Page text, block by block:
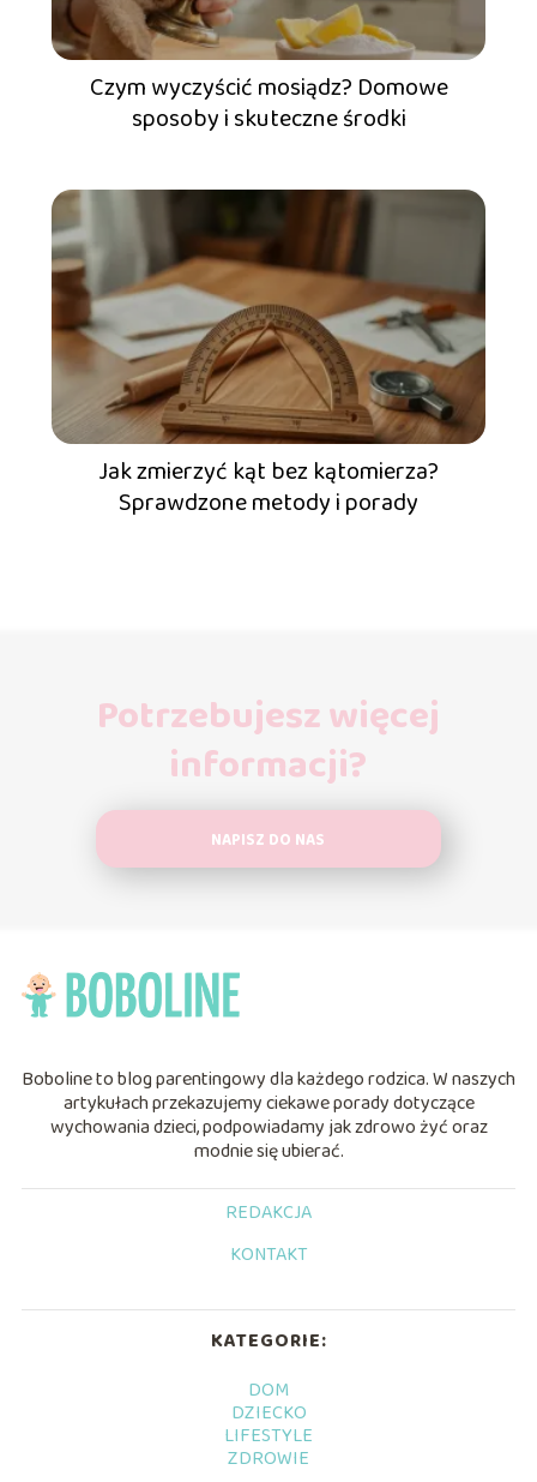
Czym wyczyścić mosiądz? Domowe
sposoby i skuteczne środki
Jak zmierzyć kąt bez kątomierza?
Sprawdzone metody i porady
Potrzebujesz więcej
informacji?
NAPISZ DO NAS
Boboline to blog parentingowy dla każdego rodzica. W naszych
artykułach przekazujemy ciekawe porady dotyczące
wychowania dzieci, podpowiadamy jak zdrowo żyć oraz
modnie się ubierać.
REDAKCJA
KONTAKT
KATEGORIE:
DOM
DZIECKO
LIFESTYLE
ZDROWIE